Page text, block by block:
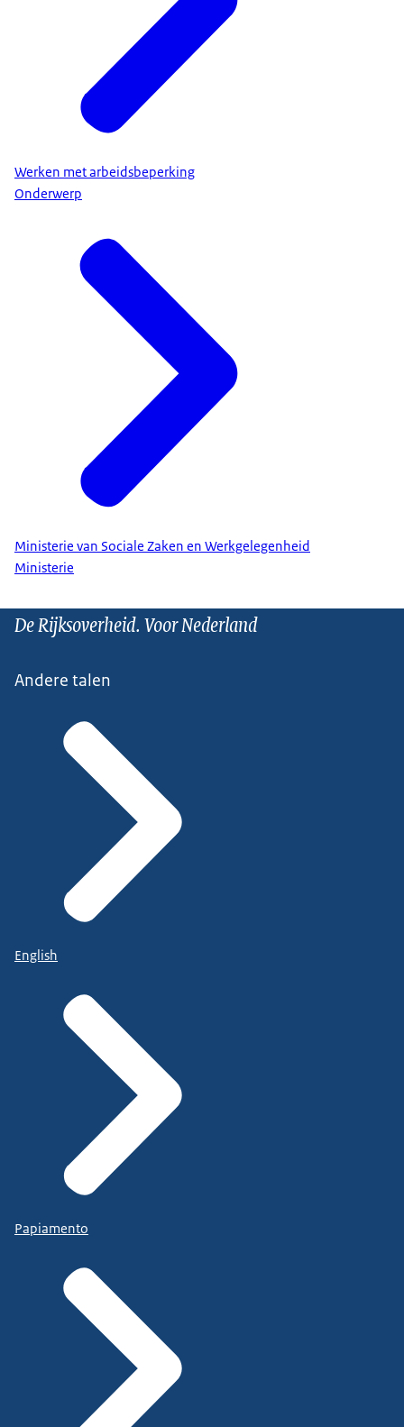
Werken met arbeidsbeperking
Onderwerp
Ministerie van Sociale Zaken en Werkgelegenheid
Ministerie
De Rijksoverheid. Voor Nederland
Andere talen
English
Papiamento